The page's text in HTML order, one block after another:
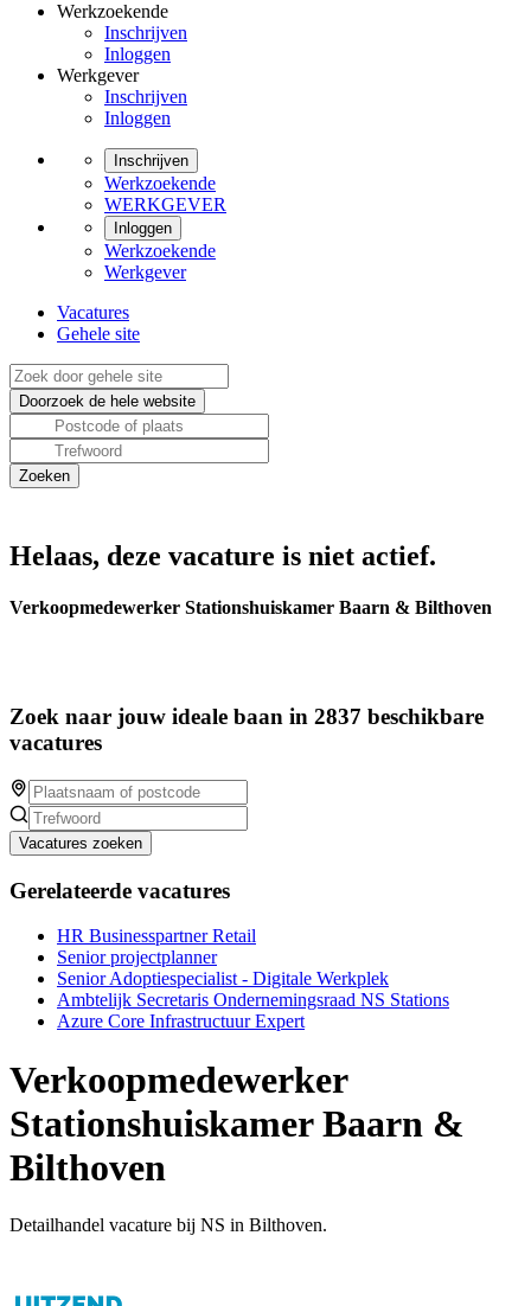
Werkzoekende
Inschrijven
Inloggen
Werkgever
Inschrijven
Inloggen
Inschrijven
Werkzoekende
WERKGEVER
Inloggen
Werkzoekende
Werkgever
Vacatures
Gehele site
Helaas, deze vacature is niet actief.
Verkoopmedewerker Stationshuiskamer Baarn & Bilthoven
Zoek naar jouw ideale baan in 2837 beschikbare
vacatures
Vacatures zoeken
Gerelateerde vacatures
HR Businesspartner Retail
Senior projectplanner
Senior Adoptiespecialist - Digitale Werkplek
Ambtelijk Secretaris Ondernemingsraad NS Stations
Azure Core Infrastructuur Expert
Verkoopmedewerker
Stationshuiskamer Baarn &
Bilthoven
Detailhandel vacature bij NS in Bilthoven.